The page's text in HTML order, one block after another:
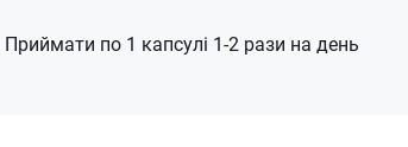
Приймати по 1 капсулі 1-2 рази на день